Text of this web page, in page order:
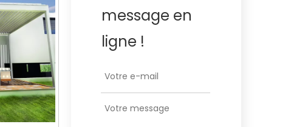
message en
ligne !